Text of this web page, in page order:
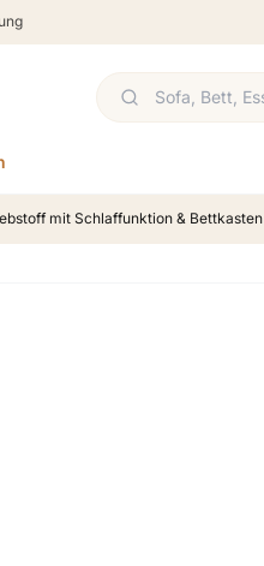
mit Schlaffunktion & Bettkasten